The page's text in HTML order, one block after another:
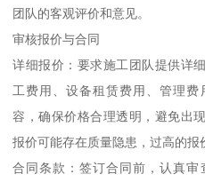
团队的客观评价和意见。
审核报价与合同
详细报价：要求施工团队提供详
工费用、设备租赁费用、管理
容，确保价格合理透明，避免出
报价可能存在质量隐患，过高的报
合同条款：签订合同前，认真